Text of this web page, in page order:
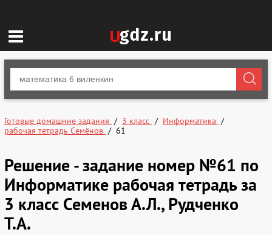
Готовые домашние задания 3 класс
Информатика
рабочая тетрадь Семёнов
61
Решение - задание номер №61 по
Информатике рабочая тетрадь за
3 класс Семенов А.Л., Рудченко
Т.А.